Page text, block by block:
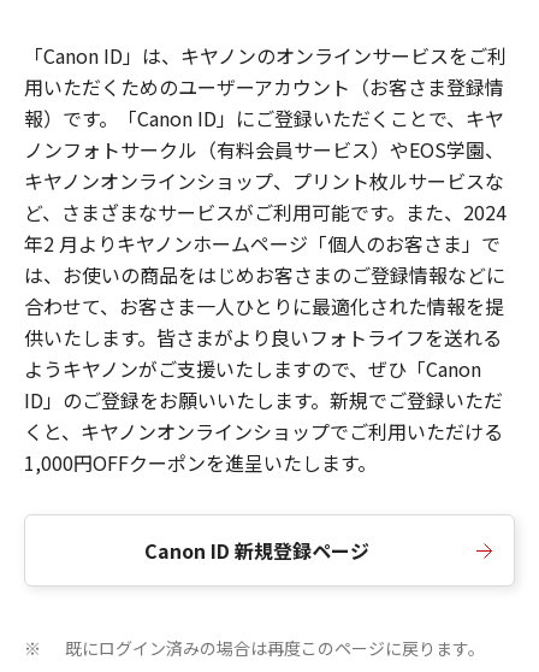
「Canon ID」は、キヤノンのオンラインサービスをご利
用いただくためのユーザーアカウント（お客さま登録情
報）です。「Canon ID」にご登録いただくことで、キヤ
ノンフォトサークル（有料会員サービス）やEOS学園、
キヤノンオンラインショップ、プリント枚ルサービスな
ど、さまざまなサービスがご利用可能です。また、2024
年2 月よりキヤノンホームページ「個人のお客さま」で
は、お使いの商品をはじめお客さまのご登録情報などに
合わせて、お客さま一人ひとりに最適化された情報を提
供いたします。皆さまがより良いフォトライフを送れる
ようキヤノンがご支援いたしますので、ぜひ「Canon
ID」のご登録をお願いいたします。新規でご登録いただ
くと、キヤノンオンラインショップでご利用いただける
1,000円OFFクーポンを進呈いたします。
Canon ID 新規登録ページ
※ 既にログイン済みの場合は再度このページに戻ります。